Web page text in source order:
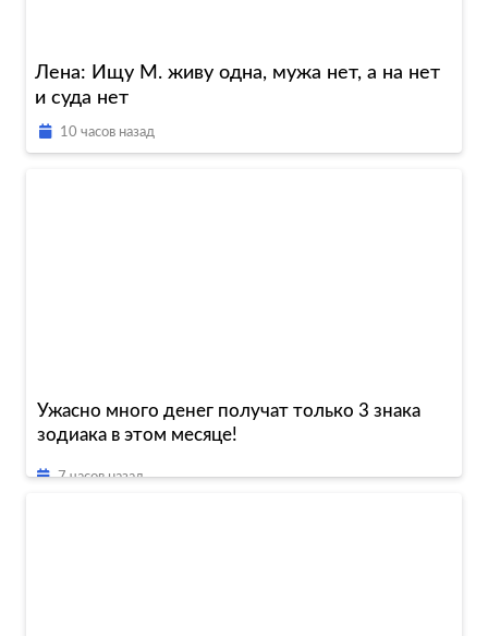
Лена: Ищу М. живу одна, мужа нет, а на нет
и суда нет
10 часов назад
Ужасно много денег получат только 3 знака
зодиака в этом месяце!
7 часов назад